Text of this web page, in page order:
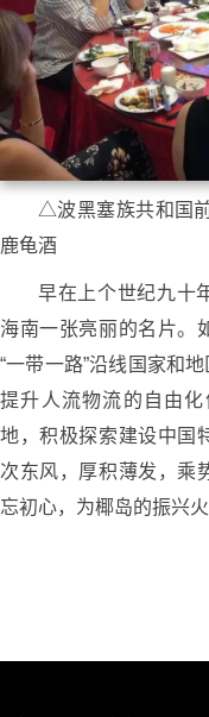
△波黑塞族共和国
鹿龟酒
早在上个世纪九十
海南一张亮丽的名片。
“一带一路”沿线国家和
提升人流物流的自由
地，积极探索建设中国
次东风，厚积薄发，乘
忘初心，为椰岛的振兴火
文